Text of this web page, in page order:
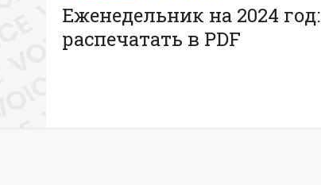
Еженедельник на 2024 год:
распечатать в PDF